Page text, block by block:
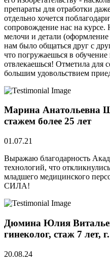
препараты для отработки
отдельно хочется
сопровождение нас на курсе.
мелочи и детали
нам было общаться друг с
что погружаешься в
отвлекаешься! Отметила для
большим удовольствием
Марина Анатольевна
стажем более 25 лет
01.07.21
Выражаю благодарность
технологий, что
младшего медицинского
СИЛА!
Дюмина Юлия
гинеколог, стаж 7 лет,
20.08.24